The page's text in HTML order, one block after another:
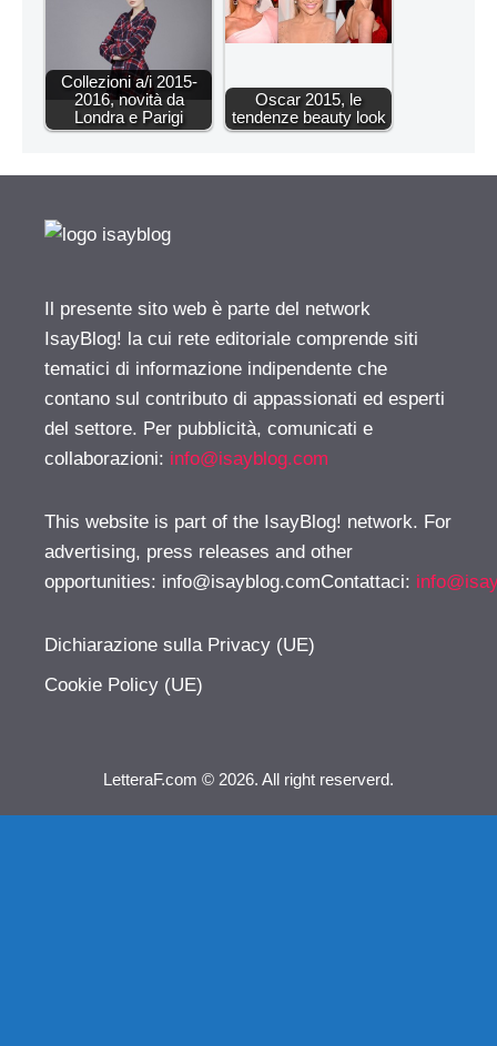
Collezioni a/i 2015-
2016, novità da
Londra e Parigi
Oscar 2015, le
tendenze beauty look
Il presente sito web è parte del network
IsayBlog! la cui rete editoriale comprende siti
tematici di informazione indipendente che
contano sul contributo di appassionati ed esperti
del settore. Per pubblicità, comunicati e
collaborazioni: info@isayblog.com
This website is part of the IsayBlog! network. For
advertising, press releases and other
opportunities: info@isayblog.comContattaci:
Dichiarazione sulla Privacy (UE)
Cookie Policy (UE)
LetteraF.com © 2026. All right reserverd.